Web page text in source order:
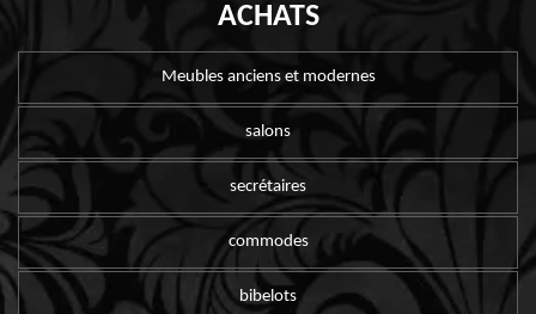
ACHATS
Meubles anciens et modernes
salons
secrétaires
commodes
bibelots